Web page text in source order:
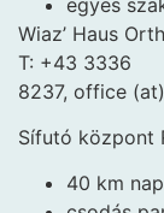
Wiaz’ Haus
T: +43 3336
8237, office
Sífutó központ
40 km